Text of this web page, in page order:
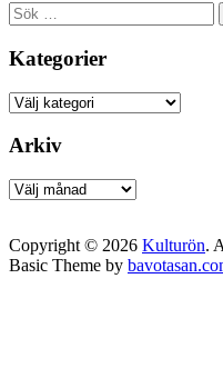
Sök
efter:
Kategorier
Kategorier
Arkiv
Arkiv
Copyright © 2026 Kulturön.
Basic Theme by